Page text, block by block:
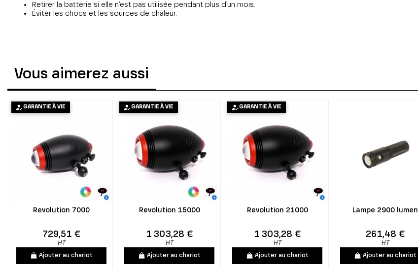
Retirer la batterie si elle n'est pas utilisée pendant plus d'un mois.
Éviter les chocs et les sources de chaleur.
Vous aimerez aussi
GARANTIE À VIE
Revolution 7000
729,51 €
HT
Ajouter au chariot
GARANTIE À VIE
Revolution 15000
1 303,28 €
HT
Ajouter au chariot
GARANTIE À VIE
Revolution 21000
1 303,28 €
HT
Ajouter au chariot
Lampe 2900 lumen
261,48 €
HT
Ajouter au chariot